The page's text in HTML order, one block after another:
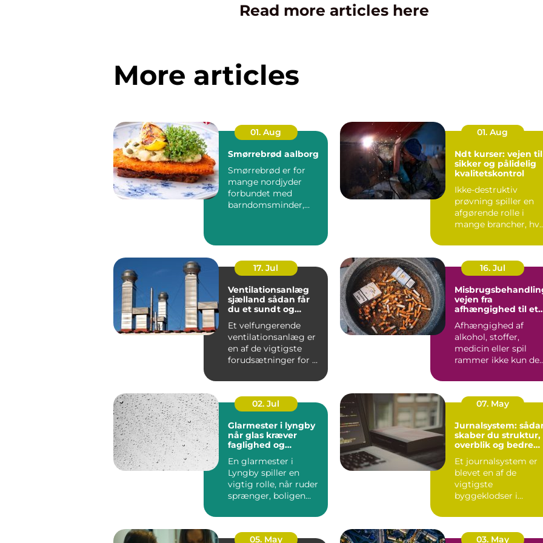
Read more articles here
More articles
01. Aug
Smørrebrød aalborg
Smørrebrød er for
mange nordjyder
forbundet med
barndomsminder,
01. Aug
Ndt kurser: vejen til
sikker og pålidelig
kvalitetskontrol
Ikke-destruktiv
prøvning spiller en
afgørende rolle i
mange brancher,
d...
17. Jul
Ventilationsanlæg
sjælland sådan får
du et sundt og
Et velfungerende
ventilationsanlæg er
en af de vigtigste
forudsætninger for et
16. Jul
vejen fra
afhængighed til et
hverdagsliv
Afhængighed af
alkohol, stoffer,
medicin eller spil
rammer ikke kun
arbe...
02. Jul
Glarmester i lyngby
når glas kræver
faglighed og
En glarmester i
Lyngby spiller en
vigtig rolle, når ruder
sprænger, boligen
el...
07. May
Jurnalsystem:
skaber du struktur,
overblik og bedre
Et journalsystem er
blevet en af de
vigtigste
byggeklodser i
sundhedsvæsen. Når
læger, klini...
05. May
03. May